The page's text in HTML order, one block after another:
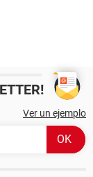
Ver un ejemplo